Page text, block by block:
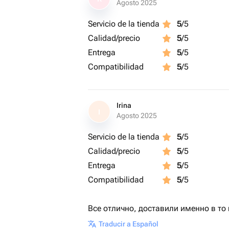
Agosto 2025
Servicio de la tienda 5/5
Calidad/precio
5/5
Entrega
5/5
Compatibilidad
5/5
I
Irina
Agosto 2025
Servicio de la tienda 5/5
Calidad/precio
5/5
Entrega
5/5
Compatibilidad
5/5
Все отлично, доставили именно в
Traducir a Español